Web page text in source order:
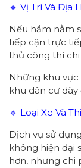
🔹 Vị Trí Và Địa
Nếu hầm nằm
tiếp cận trực
thủ công thì chi
Những khu vực
khu dân cư
🔹 Loại Xe Và
Dịch vụ sử
không hiện đại
hơn, nhưng chi